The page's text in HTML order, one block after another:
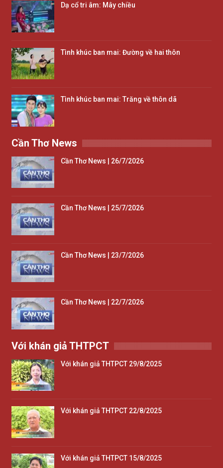
Dạ cổ tri âm: Mây chiều
Tình khúc ban mai: Đường về hai thôn
Tình khúc ban mai: Trăng về thôn dã
Cần Thơ News
Cần Thơ News | 26/7/2026
Cần Thơ News | 25/7/2026
Cần Thơ News | 23/7/2026
Cần Thơ News | 22/7/2026
Với khán giả THTPCT
Với khán giả THTPCT 29/8/2025
Với khán giả THTPCT 22/8/2025
Với khán giả THTPCT 15/8/2025